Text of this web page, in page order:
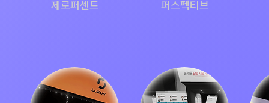
제로퍼센트 ​퍼스펙티브